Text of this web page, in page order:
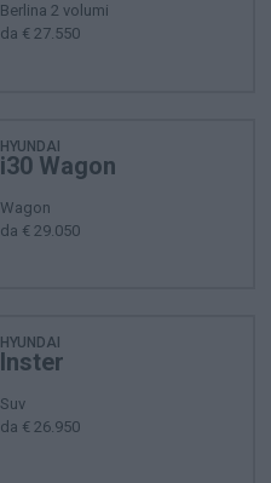
Berlina 2 volumi
da € 27.550
HYUNDAI
i30 Wagon
Wagon
da € 29.050
HYUNDAI
Inster
Suv
da € 26.950